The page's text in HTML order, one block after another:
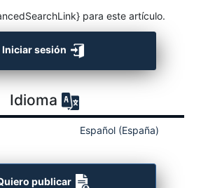
para este artículo.
Iniciar sesión
Idioma
Español (España)
publicar